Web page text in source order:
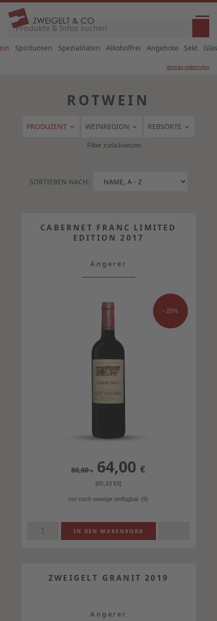
Spirituosen Spezialitäten Alkoholfrei Angebote Sekt
Vertrag widerrufen
ROTWEIN
PRODUZENT WEINREGION REBSORTE
Filter zurücksetzen
SORTIEREN NACH:
- 20%
CABERNET FRANC LIMITED
EDITION 2017
Angerer
80,00€ 64,00€
[85,33€/l]
nur noch wenige verfügbar (9)
ZWEIGELT GRANIT 2019
Angerer